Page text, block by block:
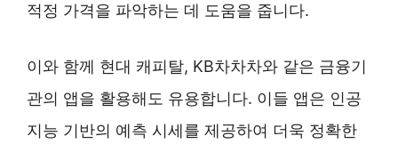
적정 가격을 파악하는 데 도움을 줍니다.
이와 함께 현대 캐피탈, KB차차차와 같은 금융기
관의 앱을 활용해도 유용합니다. 이들 앱은 인공
지능 기반의 예측 시세를 제공하여 더욱 정확한